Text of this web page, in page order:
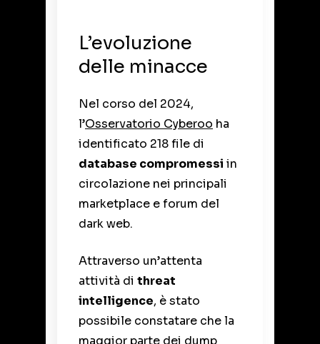
L’evoluzione
delle minacce
Nel corso del 2024,
l’Osservatorio Cyberoo ha
identificato 218 file di
database compromessi in
circolazione nei principali
marketplace e forum del
dark web.
Attraverso un’attenta
attività di threat
intelligence, è stato
possibile constatare che la